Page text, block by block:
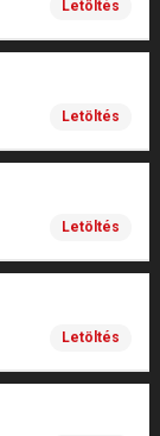
Letöltés
Letöltés
Letöltés
Letöltés